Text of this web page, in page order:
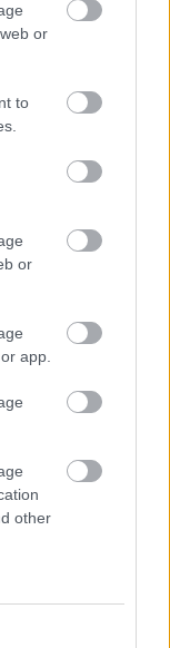
or
to
or
app.
other
λίγα σπίτια,